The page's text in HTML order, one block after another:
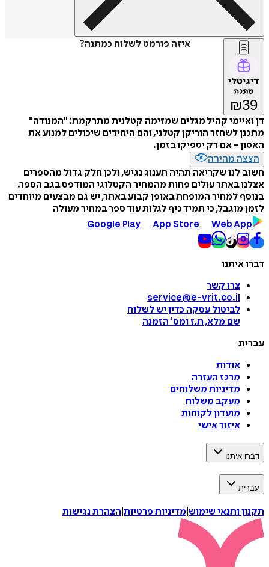
איזה פורמט לשלוח כמתנה?
דיגיטלי
מתנה
₪39
דן ואיימי קהיל מגלים שמזימה קטלנית מתרקמת: "המנודה"
מתכנן לשחזר הוריקן קטלני, והם היחידים שיכולים למנוע את
האסון - אם רק יספיקו בזמן.
הצצה מהירה
חשוב לנו שקריאה תהיה תענוג נגיש, ולכן חלק גדול מהספרים
אצלנו באתר עולים פחות מהמחיר הקטלוגי המודפס בגב הספר.
בנוסף למחיר המופחת באופן קבוע באתר, יש גם מבצעים מיוחדים
לזמן מוגבל, כי תמיד כיף לגלות עוד ספר במחיר מעולה
Google Play
App Store Web App
דברו איתנו
צרו קשר
service@e-vrit.co.il
לביטול עסקה כדין יש לשלוח
שם מלא, ת.ז ומס' הזמנה
עברית
אודות
מרכז העזרה
מדיניות משלוחים
מעקב משלוח
מועדון לקוחות
איזור אישי
דברו איתנו
עברית
תקנון ותנאי שימוש מדיניות פרטיות הצהרת נגישות